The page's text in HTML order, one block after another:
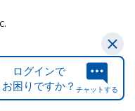
ログインで
お困りですか？ チャットする